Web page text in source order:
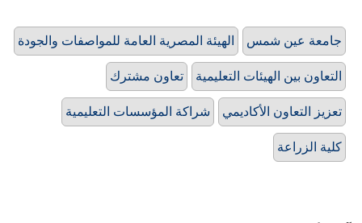
الهيئة المصرية العامة للمواصفات والجودة جامعة عين شمس
تعاون مشترك التعاون بين الهيئات التعليمية
شراكة المؤسسات التعليمية تعزيز التعاون الأكاديمي
كلية الزراعة